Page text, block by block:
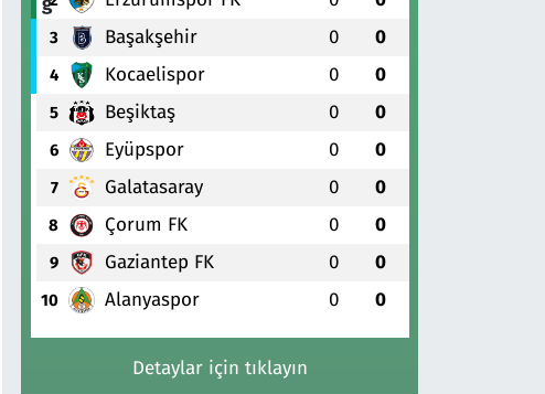
3 Başakşehir 0 0
4 Kocaelispor 0 0
5 Beşiktaş 0 0
6 Eyüpspor 0 0
7 Galatasaray 0 0
8 Çorum FK 0 0
9 Gaziantep FK 0 0
10 Alanyaspor 0 0
Detaylar için tıklayın